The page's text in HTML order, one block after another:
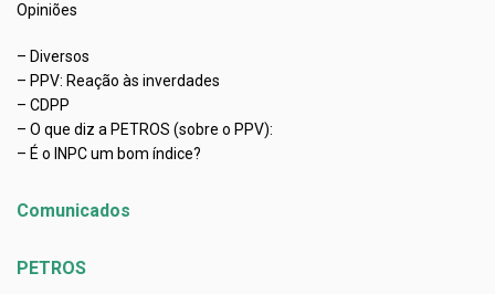
Opiniões
– Diversos
– PPV: Reação às inverdades
– CDPP
– O que diz a PETROS (sobre o PPV):
– É o INPC um bom índice?
Comunicados
PETROS